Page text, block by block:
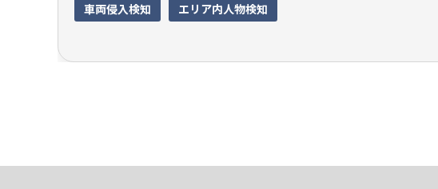
車両侵入検知 エリア内人物検知